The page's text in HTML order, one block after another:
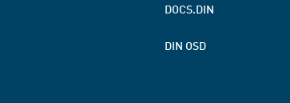
DOCS.DIN
DIN OSD